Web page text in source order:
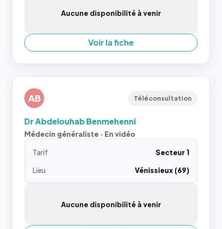
Aucune disponibilité à venir
Voir la fiche
AB Téléconsultation
Dr Abdelouhab Benmehenni
Médecin généraliste · En vidéo
Tarif
Secteur 1
Lieu
Vénissieux (69)
Aucune disponibilité à venir